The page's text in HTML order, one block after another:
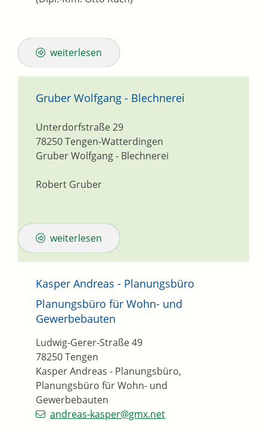
weiterlesen
Gruber Wolfgang - Blechnerei
Gruber Wolfgang - Blechnerei
Unterdorfstraße 29
78250Tengen-Watterdingen
Robert Gruber
weiterlesen
Kasper Andreas - Planungsbüro
Planungsbüro für Wohn- und
Gewerbebauten
Kasper Andreas - Planungsbüro,
Planungsbüro für Wohn- und
Gewerbebauten
Ludwig-Gerer-Straße 49
78250Tengen
andreas-kasper@gmx.net